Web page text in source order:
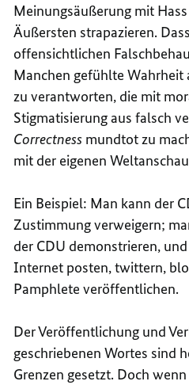
Meinungsäußerung mit
Äußersten strapazieren.
offensichtlichen
Manchen gefühlte Wahrheit
zu verantworten, die mit
Stigmatisierung aus falsch
Correctness mundtot zu
mit der eigenen
Ein Beispiel: Man kann der
Zustimmung verweigern;
der CDU demonstrieren,
Internet posten, twittern,
Pamphlete veröffentlichen.
Der Veröffentlichung und
geschriebenen Wortes sind
Grenzen gesetzt. Doch